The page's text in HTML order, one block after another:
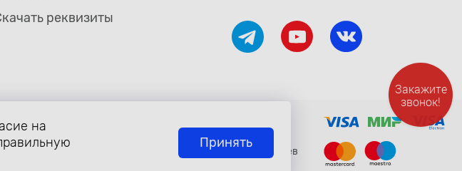
реквизиты
российскими и международными законами и
70 «Авторское право» Гражданского Кодекса
разрешено только с письменного согласия владельцев
на
Закажите
звонок!